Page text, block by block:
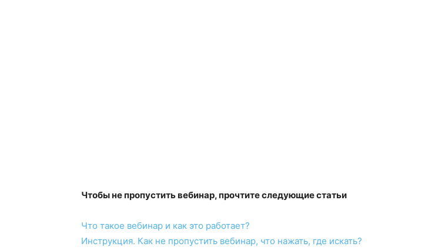
Чтобы не пропустить вебинар, прочтите следующие статьи
Что такое вебинар и как это работает?
Инструкция. Как не пропустить вебинар, что нажать, где искать?